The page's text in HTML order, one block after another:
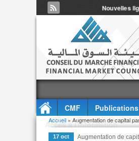
Nouvelles
CMF Publications
Accès à l'information
Vous êtes ici
Accueil » Augmentation de capital
17 oct
Augmentation de